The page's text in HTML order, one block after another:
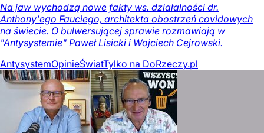
Na jaw wychodzą nowe fakty ws. działalności dr.
Anthony'ego Fauciego, architekta obostrzeń covidowych
na świecie. O bulwersującej sprawie rozmawiają w
"Antysystemie" Paweł Lisicki i Wojciech Cejrowski.
AntysystemOpinieŚwiatTylko na DoRzeczy.pl